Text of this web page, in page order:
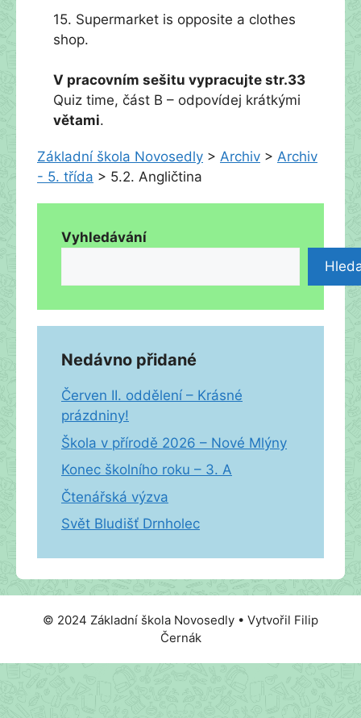
15. Supermarket is opposite a clothes
shop.
V pracovním sešitu vypracujte str.33
Quiz time, část B – odpovídej krátkými
větami.
Základní škola Novosedly > Archiv > Archiv
- 5. třída > 5.2. Angličtina
Vyhledávání
Nedávno přidané
Červen II. oddělení – Krásné
prázdniny!
Škola v přírodě 2026 – Nové Mlýny
Konec školního roku – 3. A
Čtenářská výzva
Svět Bludišť Drnholec
© 2024 Základní škola Novosedly • Vytvořil Filip
Černák